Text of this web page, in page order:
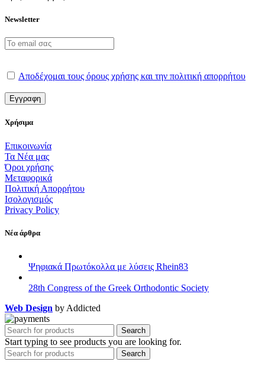
Newsletter
Αποδέχομαι τους όρους χρήσης και την πολιτική απορρήτου
Χρήσιμα
Επικοινωνία
Τα Νέα μας
Όροι χρήσης
Μεταφορικά
Πολιτική Απορρήτου
Ισολογισμός
Privacy Policy
Νέα άρθρα
Ψηφιακά Πρωτόκολλα με λύσεις Rhein83
28th Congress of the Greek Orthodontic Society
Web Design by Addicted
Search
Start typing to see products you are looking for.
Search